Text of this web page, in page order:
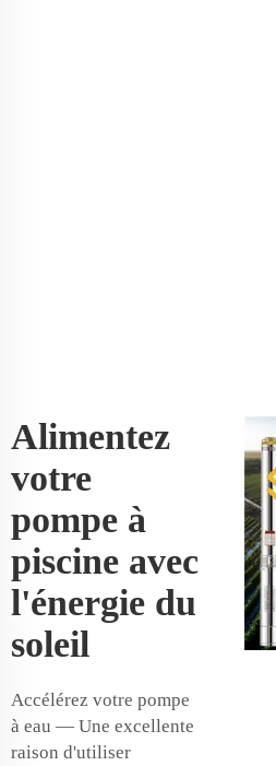
Alimentez
votre
pompe à
piscine avec
l'énergie du
soleil
Accélérez votre pompe
à eau — Une excellente
raison d'utiliser